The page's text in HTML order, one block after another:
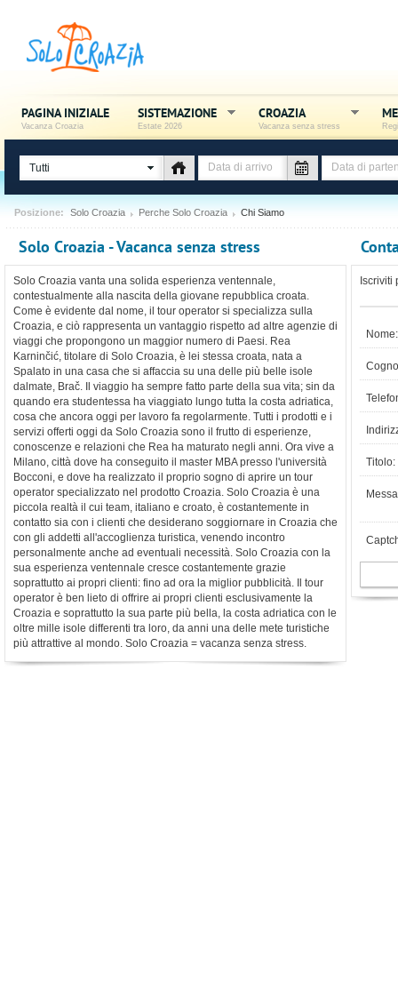
PAGINA INIZIALE
Vacanza Croazia
SISTEMAZIONE
Estate 2026
CROAZIA
Vacanza senza stress
Tutti
Posizione: Solo Croazia Perche Solo Croazia Chi Siamo
Solo Croazia - Vacanca senza stress
Solo Croazia vanta una solida esperienza ventennale,
contestualmente alla nascita della giovane repubblica croata.
Come è evidente dal nome, il tour operator si specializza sulla
Croazia, e ciò rappresenta un vantaggio rispetto ad altre agenzie di
viaggi che propongono un maggior numero di Paesi. Rea
Karninčić, titolare di Solo Croazia, è lei stessa croata, nata a
Spalato in una casa che si affaccia su una delle più belle isole
dalmate, Brač. Il viaggio ha sempre fatto parte della sua vita; sin da
quando era studentessa ha viaggiato lungo tutta la costa adriatica,
cosa che ancora oggi per lavoro fa regolarmente. Tutti i prodotti e i
servizi offerti oggi da Solo Croazia sono il frutto di esperienze,
conoscenze e relazioni che Rea ha maturato negli anni. Ora vive a
Milano, città dove ha conseguito il master MBA presso l'università
Bocconi, e dove ha realizzato il proprio sogno di aprire un tour
operator specializzato nel prodotto Croazia. Solo Croazia è una
piccola realtà il cui team, italiano e croato, è costantemente in
contatto sia con i clienti che desiderano soggiornare in Croazia che
con gli addetti all'accoglienza turistica, venendo incontro
personalmente anche ad eventuali necessità. Solo Croazia con la
sua esperienza ventennale cresce costantemente grazie
soprattutto ai propri clienti: fino ad ora la miglior pubblicità. Il tour
operator è ben lieto di offrire ai propri clienti esclusivamente la
Croazia e soprattutto la sua parte più bella, la costa adriatica con le
oltre mille isole differenti tra loro, da anni una delle mete turistiche
più attrattive al mondo. Solo Croazia = vacanza senza stress.
Iscriviti
Nome:
Titolo: